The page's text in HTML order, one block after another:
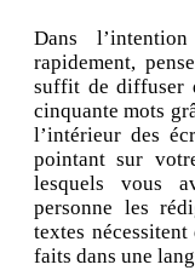
Dans
rapidement,
suffit de diffuser
cinquante mots
l’intérieur des
pointant sur
lesquels vous
personne les
textes
faits dans une